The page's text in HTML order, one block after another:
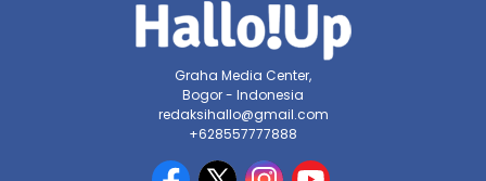
Graha Media Center,
Bogor - Indonesia
redaksihallo@gmail.com
+628557777888